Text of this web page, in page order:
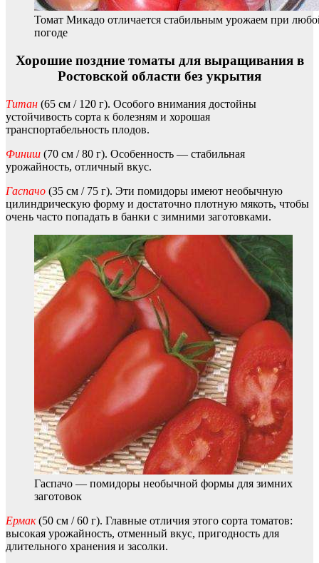
Томат Микадо отличается стабильным урожаем при
погоде
Хорошие поздние томаты для выращивания в
Ростовской области без укрытия
Титан (65 см / 120 г). Особого внимания достойны
устойчивость сорта к болезням и хорошая
транспортабельность плодов.
Финиш (70 см / 80 г). Особенность — стабильная
урожайность, отличный вкус.
Гаспачо (35 см / 75 г). Эти помидоры имеют необычную
цилиндрическую форму и достаточно плотную мякоть, чтобы
очень часто попадать в банки с зимними заготовками.
Гаспачо — помидоры необычной формы для зимних
заготовок
Ермак (50 см / 60 г). Главные отличия этого сорта томатов:
высокая урожайность, отменный вкус, пригодность для
длительного хранения и засолки.